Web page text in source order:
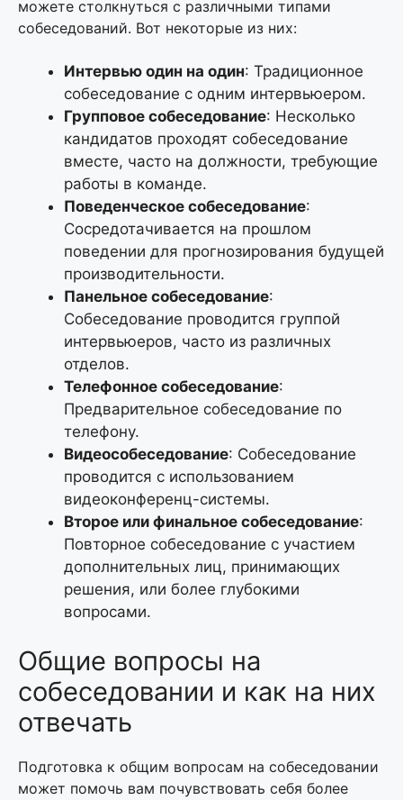
можете столкнуться с различными типами
собеседований. Вот некоторые из них:
Интервью один на один: Традиционное
собеседование с одним интервьюером.
Групповое собеседование: Несколько
кандидатов проходят собеседование
вместе, часто на должности, требующие
работы в команде.
Поведенческое собеседование:
Сосредотачивается на прошлом
поведении для прогнозирования будущей
производительности.
Панельное собеседование:
Собеседование проводится группой
интервьюеров, часто из различных
отделов.
Телефонное собеседование:
Предварительное собеседование по
телефону.
Видеособеседование: Собеседование
проводится с использованием
видеоконференц-системы.
Второе или финальное собеседование:
Повторное собеседование с участием
дополнительных лиц, принимающих
решения, или более глубокими
вопросами.
Общие вопросы на
собеседовании и как на них
отвечать
Подготовка к общим вопросам на собеседовании
может помочь вам почувствовать себя более